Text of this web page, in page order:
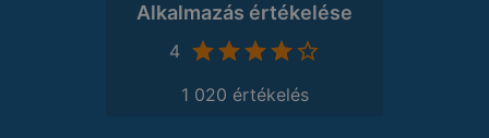
Alkalmazás értékelése
4
1 020 értékelés